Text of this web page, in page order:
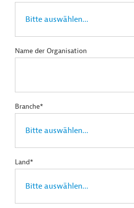
Name der Organisation
Branche*
Land*